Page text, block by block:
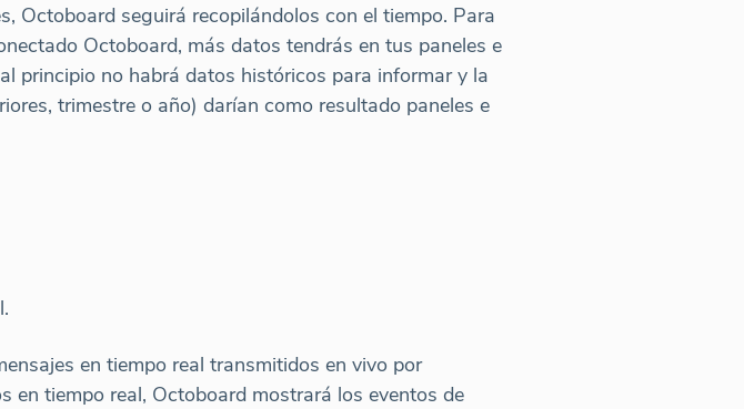
Octoboard seguirá recopilándolos con el tiempo. Para
Octoboard, más datos tendrás en tus paneles e
principio no habrá datos históricos para informar y la
trimestre o año) darían como resultado paneles e
en tiempo real transmitidos en vivo por
en tiempo real, Octoboard mostrará los eventos de